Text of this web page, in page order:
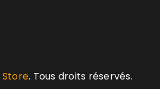
Store. Tous droits réservés.